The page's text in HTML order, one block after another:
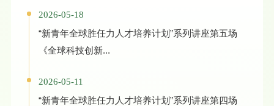
2026-05-18
“新青年全球胜任力人才培养计划”系列讲座第五场
《全球科技创新...
2026-05-11
“新青年全球胜任力人才培养计划”系列讲座第四场